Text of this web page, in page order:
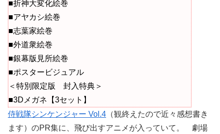
■折神大変化絵巻
■アヤカシ絵巻
■志葉家絵巻
■外道衆絵巻
■銀幕版見所絵巻
■ポスタービジュアル
＜特別限定版 封入特典＞
■3Dメガネ【3セット】
侍戦隊シンケンジャー Vol.4 （観終えたので近々感想書き
ます）のPR集に、飛び出すアニメが入っていて。 劇場